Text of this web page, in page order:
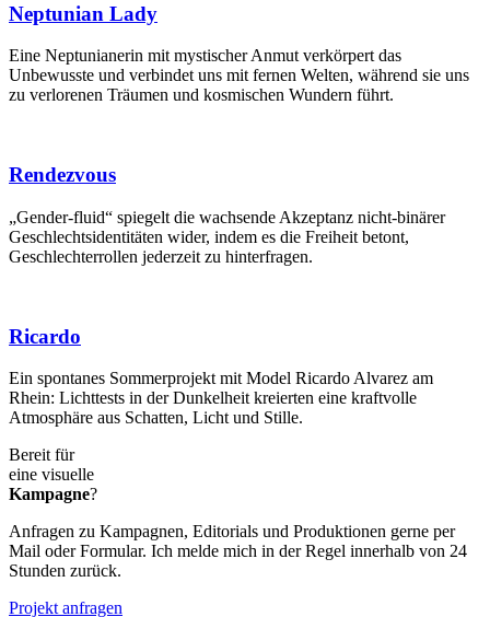
Neptunian Lady
Eine Neptunianerin mit mystischer Anmut verkörpert das
Unbewusste und verbindet uns mit fernen Welten, während sie uns
zu verlorenen Träumen und kosmischen Wundern führt.
Rendezvous
„Gender-fluid“ spiegelt die wachsende Akzeptanz nicht-binärer
Geschlechtsidentitäten wider, indem es die Freiheit betont,
Geschlechterrollen jederzeit zu hinterfragen.
Ricardo
Ein spontanes Sommerprojekt mit Model Ricardo Alvarez am
Rhein: Lichttests in der Dunkelheit kreierten eine kraftvolle
Atmosphäre aus Schatten, Licht und Stille.
Bereit für
eine visuelle
Kampagne?
Anfragen zu Kampagnen, Editorials und Produktionen gerne per
Mail oder Formular. Ich melde mich in der Regel innerhalb von 24
Stunden zurück.
Projekt anfragen